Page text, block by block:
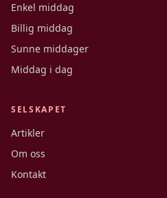
Enkel middag
Billig middag
Sunne middager
Middag i dag
SELSKAPET
Artikler
Om oss
Kontakt